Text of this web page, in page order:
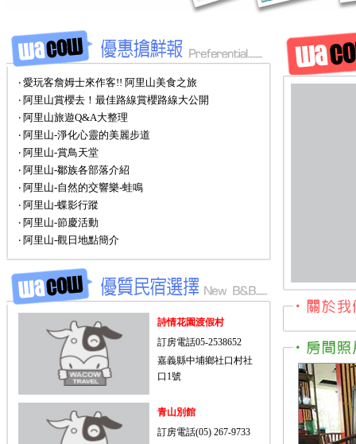
‧ 愛玩客詹姆士來作客!! 阿里山美食之旅
‧ 阿里山賞櫻去！最佳路線賞櫻路線大公開
‧ 阿里山旅遊Q&A大整理
‧ 阿里山-淨化心靈的美麗步道
‧ 阿里山-賞鳥天堂
‧ 阿里山-鄒族各部落介紹
‧ 阿里山-自然的交響樂-蛙鳴
‧ 阿里山-蝶影行蹤
‧ 阿里山-節慶活動
‧ 阿里山-觀日地點簡介
詩情花園渡假村
訂房電話05-2538652
嘉義縣中埔鄉社口村社
口1號
青山別館
訂房電話(05) 267-9733